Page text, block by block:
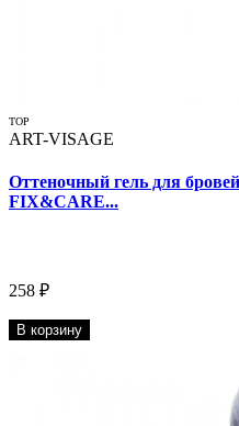
TOP
ART-VISAGE
Оттеночный гель для
FIX&CARE...
258 ₽
В корзину